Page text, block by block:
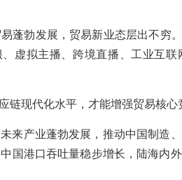
蓬勃发展，贸易新业态层出不穷
虚拟主播、跨境直播、工业互
链现代化水平，才能增强贸易核心
来产业蓬勃发展，推动中国制造
国港口吞吐量稳步增长，陆海内